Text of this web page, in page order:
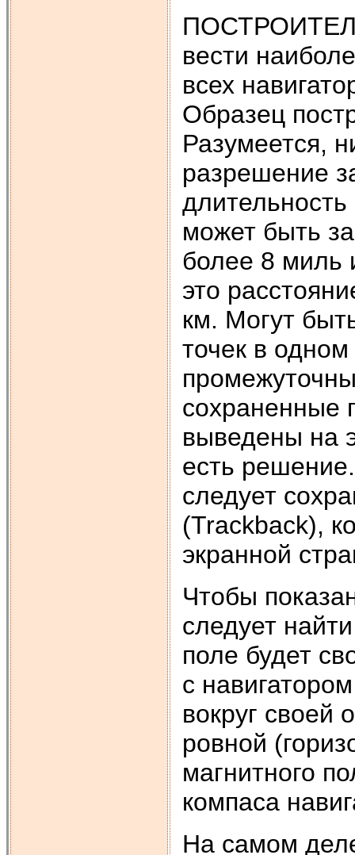
вести
всех
Образец
Разумеется,
разрешение
может быть
более 8 миль
это
км. Могут
точек в
сохраненные
выведены на
есть
следует
(Trackback),
экранной
Чтобы
следует
поле будет
с
вокруг своей
ровной
магнитного
компаса
На самом